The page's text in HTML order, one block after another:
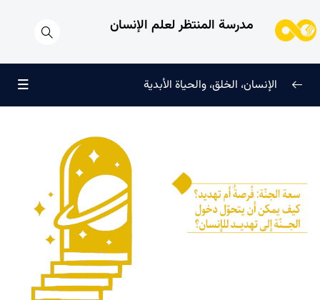
مدرسة المنتظر لعلم الإنسان
لماذا خُلقنا؟
سرّ الفرح والسكينة الدائمة
0/11
الإنسان، الخلق، والحياة الأبدية